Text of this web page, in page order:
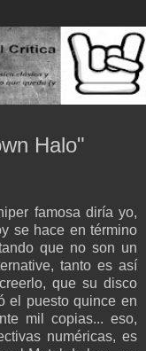
Halo"
famosa diría yo,
se hace en término
que no son un
tanto es así
que su disco
el puesto quince en
mil copias... eso,
numéricas, es